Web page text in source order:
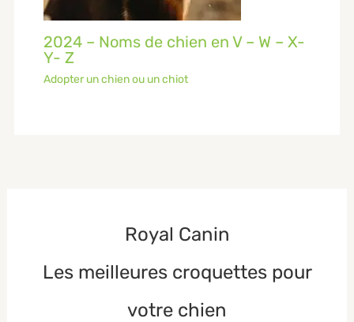
2024 – Noms de chien en V – W – X-
Y- Z
Adopter un chien ou un chiot
Royal Canin
Les meilleures croquettes pour
votre chien